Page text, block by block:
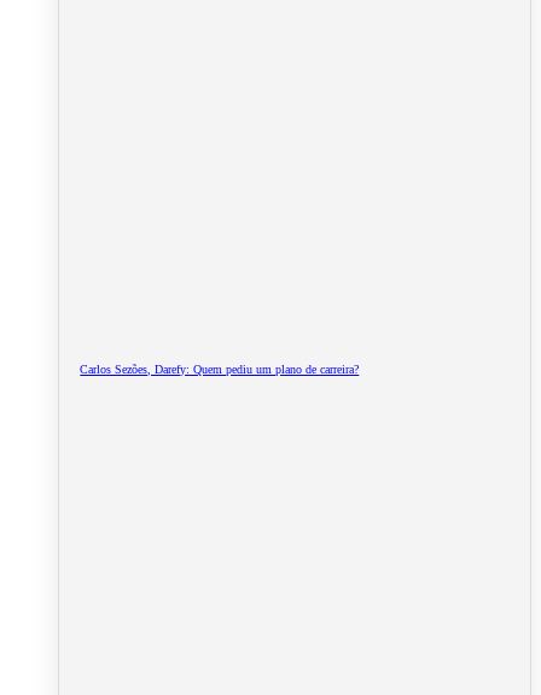
Carlos Sezões, Darefy: Quem pediu um plano de carreira?